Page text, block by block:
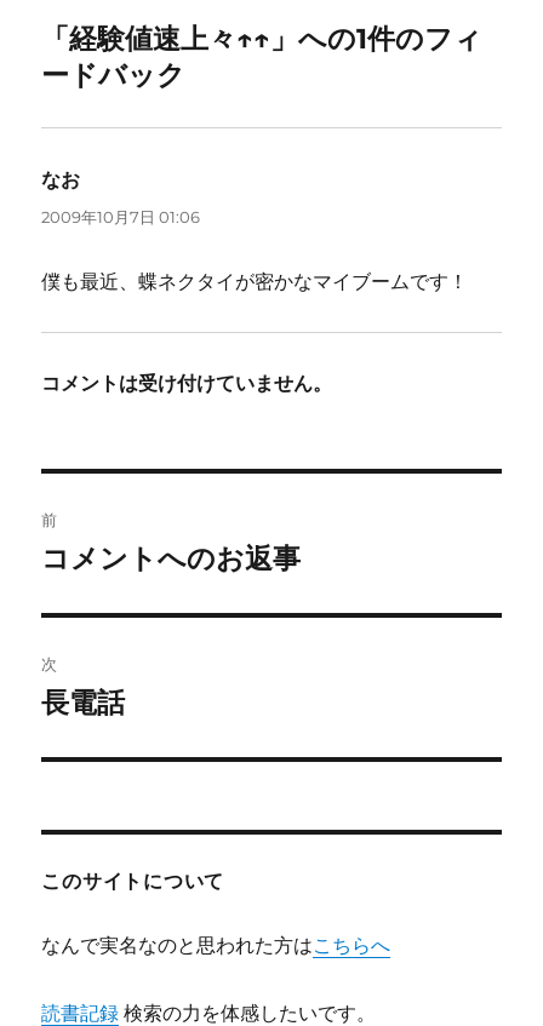
「経験値速上々↑↑」への1件のフィ
ードバック
なお
り:
2009年10月7日 01:06
僕も最近、蝶ネクタイが密かなマイブームです！
コメントは受け付けていません。
稿
ビ
ゲ
ー
前
前
投
稿:
コメントへのお返事
次
次
投
長電話
このサイトについて
なんで実名なのと思われた方はこちらへ
読書記録 検索の力を体感したいです。